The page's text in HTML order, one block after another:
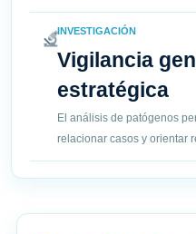
INVESTIGACIÓN
Vigilancia
estratégica
El análisis de patógenos
relacionar casos y orientar